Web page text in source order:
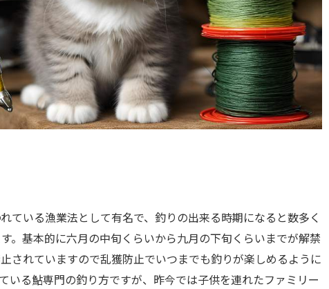
ている漁業法として有名で、釣りの出来る時期になると数多く
。基本的に六月の中旬くらいから九月の下旬くらいまでが解禁
されていますので乱獲防止でいつまでも釣りが楽しめるように
いる鮎専門の釣り方ですが、昨今では子供を連れたファミリー